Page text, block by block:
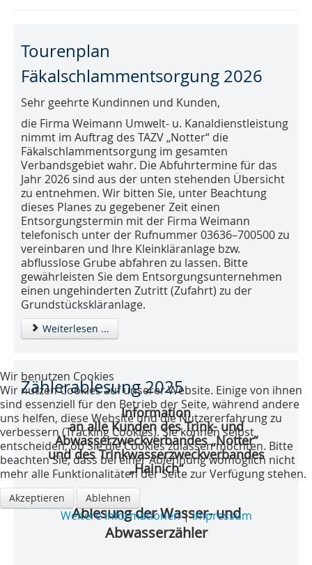
Tourenplan
Fäkalschlammentsorgung 2026
Sehr geehrte Kundinnen und Kunden,
die Firma Weimann Umwelt- u. Kanaldienstleistung
nimmt im Auftrag des TAZV „Notter“ die
Fäkalschlammentsorgung im gesamten
Verbandsgebiet wahr. Die Abfuhrtermine für das
Jahr 2026 sind aus der unten stehenden Übersicht
zu entnehmen. Wir bitten Sie, unter Beachtung
dieses Planes zu gegebener Zeit einen
Entsorgungstermin mit der Firma Weimann
telefonisch unter der Rufnummer 03636–700500 zu
vereinbaren und Ihre Kleinkläranlage bzw.
abflusslose Grube abfahren zu lassen. Bitte
gewährleisten Sie dem Entsorgungsunternehmen
einen ungehinderten Zutritt (Zufahrt) zu der
Grundstückskläranlage.
Weiterlesen ...
Zählerablesung 2025
Information
an alle Kunden des Trink- und
Abwasserzweckverbandes „Notter“
und des Trinkwasserzweckverbandes
„Hainich“
Ablesung der Wasser- und
Abwasserzähler
Wir benutzen Cookies
Wir nutzen Cookies auf unserer Website. Einige von ihnen
sind essenziell für den Betrieb der Seite, während andere
uns helfen, diese Website und die Nutzererfahrung zu
verbessern (Tracking Cookies). Sie können selbst
entscheiden, ob Sie die Cookies zulassen möchten. Bitte
beachten Sie, dass bei einer Ablehnung womöglich nicht
mehr alle Funktionalitäten der Seite zur Verfügung stehen.
Akzeptieren Ablehnen
Weitere Informationen|Impressum